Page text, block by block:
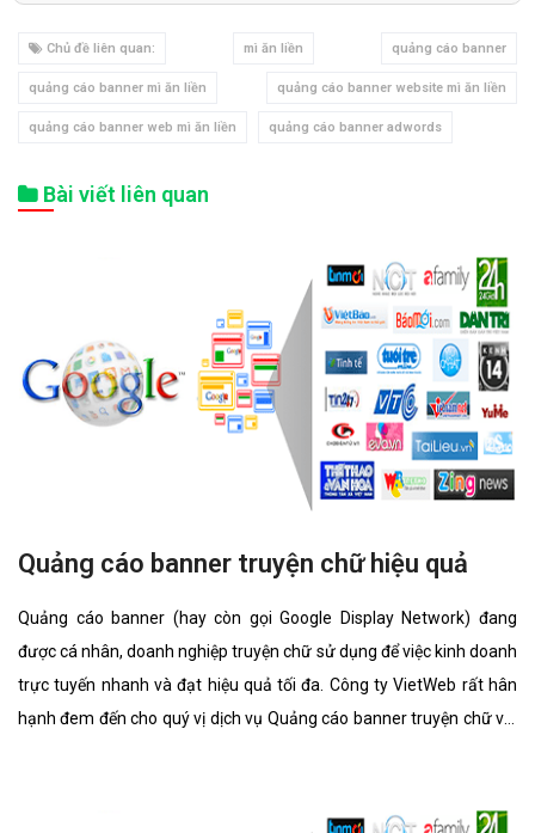
Chủ đề liên quan: mì ăn liền quảng cáo banner
quảng cáo banner mì ăn liền quảng cáo banner website mì ăn liền
quảng cáo banner web mì ăn liền quảng cáo banner adwords
Bài viết liên quan
Quảng cáo banner truyện chữ hiệu quả
Quảng cáo banner (hay còn gọi Google Display Network) đang
được cá nhân, doanh nghiệp truyện chữ sử dụng để việc kinh doanh
trực tuyến nhanh và đạt hiệu quả tối đa. Công ty VietWeb rất hân
hạnh đem đến cho quý vị dịch vụ Quảng cáo banner truyện chữ với